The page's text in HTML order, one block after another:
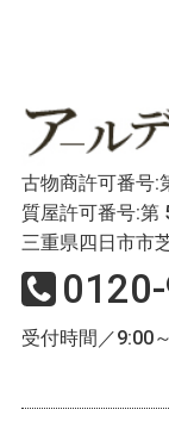
古物商許可番号:
質屋許可番号:第
三重県四日市市
受付時間／9:00